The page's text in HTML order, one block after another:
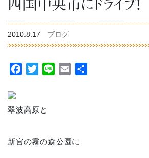
2010.8.17 ブログ
Facebook
TwitterLine Email
翠波高原と
新宮の霧の森公園に